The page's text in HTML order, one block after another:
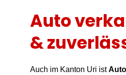
Auto
&
Auch im Kanton Uri ist